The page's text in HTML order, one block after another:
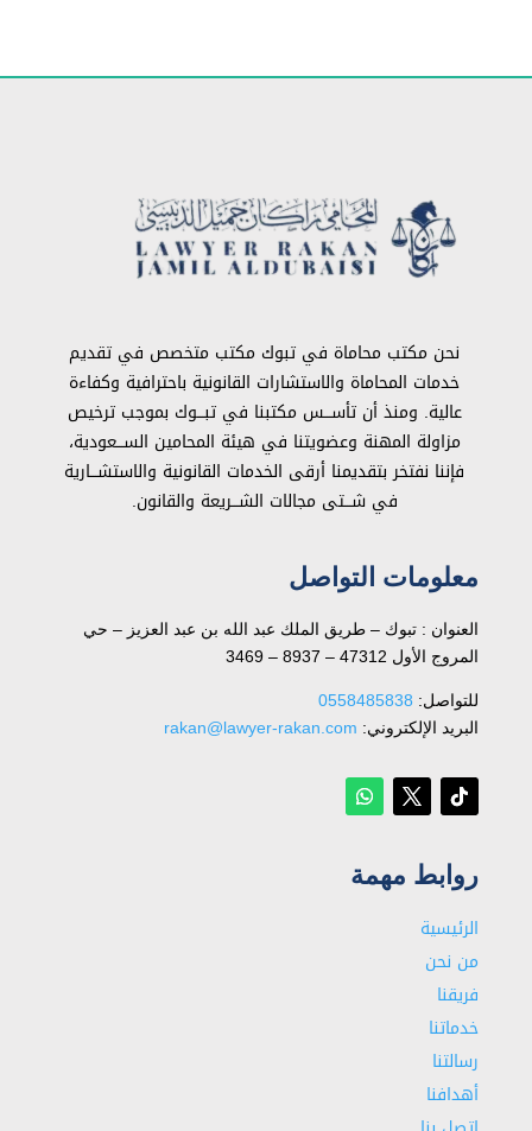
نحن مكتب محاماة في تبوك مكتب متخصص في تقديم
خدمات المحاماة والاستشارات القانونية باحترافية وكفاءة
عالية. ومنذ أن تأســـس مكتبنا في تبـــوك بموجب ترخيص
مزاولة المهنة وعضويتنا في هيئة المحامين الســـعودية،
فإننا نفتخر بتقديمنا أرقى الخدمات القانونية والاستشـــارية
في شـــتى مجالات الشـــريعة والقانون.
معلومات التواصل
العنوان : تبوك – طريق الملك عبد الله بن عبد العزيز – حي
المروج الأول 47312 – 8937 – 3469
للتواصل: ⁦ 0558485838
البريد الإلكتروني: rakan@lawyer-rakan.com
روابط مهمة
الرئيسية
من نحن
فريقنا
خدماتنا
رسالتنا
أهدافنا